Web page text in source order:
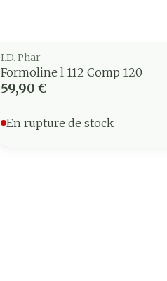
I.D. Phar
Formoline l 112 Comp 120
59,90 €
En rupture de stock